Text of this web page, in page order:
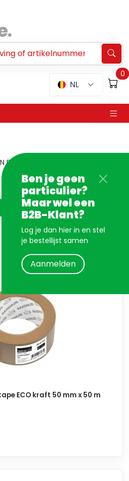
NL
0
Ben je geen
particulier?
Maar wel een
B2B-Klant?
Log je dan hier in en stel
je bestellijst samen
Aanmelden
EN VERZENDEN
ECO kraft 50 mm x 50 m